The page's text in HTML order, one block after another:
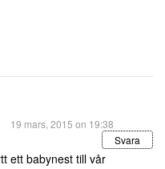
19 mars, 2015 on 19:38
Svara
ett babynest till vår